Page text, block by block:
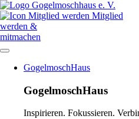
Mitglied
werden &
mitmachen
überspringenGogelmoschHaus
GogelmoschHaus
Inspirieren. Fokussieren.